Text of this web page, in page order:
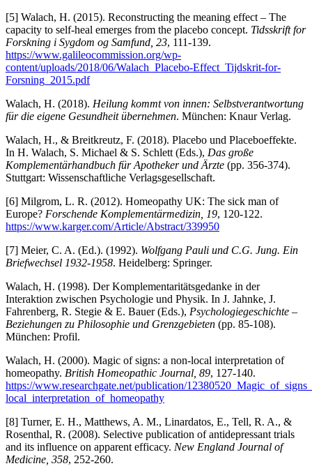
[5] Walach, H. (2015). Reconstructing the meaning effect – The
capacity to self-heal emerges from the placebo concept. Tidsskrift for
Forskning i Sygdom og Samfund, 23, 111-139.
https://www.galileocommission.org/wp-
content/uploads/2018/06/Walach_Placebo-Effect_Tijdskrit-for-
Forsning_2015.pdf
Walach, H. (2018). Heilung kommt von innen: Selbstverantwortung
für die eigene Gesundheit übernehmen. München: Knaur Verlag.
Walach, H., & Breitkreutz, F. (2018). Placebo und Placeboeffekte.
In H. Walach, S. Michael & S. Schlett (Eds.), Das große
Komplementärhandbuch für Apotheker und Ärzte (pp. 356-374).
Stuttgart: Wissenschaftliche Verlagsgesellschaft.
[6] Milgrom, L. R. (2012). Homeopathy UK: The sick man of
Europe? Forschende Komplementärmedizin, 19, 120-122.
https://www.karger.com/Article/Abstract/339950
[7] Meier, C. A. (Ed.). (1992). Wolfgang Pauli und C.G. Jung. Ein
Briefwechsel 1932-1958. Heidelberg: Springer.
Walach, H. (1998). Der Komplementaritätsgedanke in der
Interaktion zwischen Psychologie und Physik. In J. Jahnke, J.
Fahrenberg, R. Stegie & E. Bauer (Eds.), Psychologiegeschichte –
Beziehungen zu Philosophie und Grenzgebieten (pp. 85-108).
München: Profil.
Walach, H. (2000). Magic of signs: a non-local interpretation of
homeopathy. British Homeopathic Journal, 89, 127-140.
https://www.researchgate.net/publication/
local_interpretation_of_homeopathy
[8] Turner, E. H., Matthews, A. M., Linardatos, E., Tell, R. A., &
Rosenthal, R. (2008). Selective publication of antidepressant trials
and its influence on apparent efficacy. New England Journal of
Medicine, 358, 252-260.